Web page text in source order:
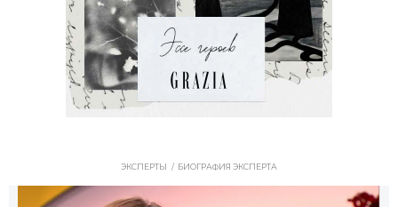
ЭКСПЕРТЫ БИОГРАФИЯ ЭКСПЕРТА